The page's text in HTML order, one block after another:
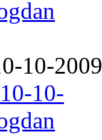
10-2009